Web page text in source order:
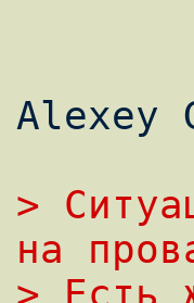
Alexey
>
на
> Есть